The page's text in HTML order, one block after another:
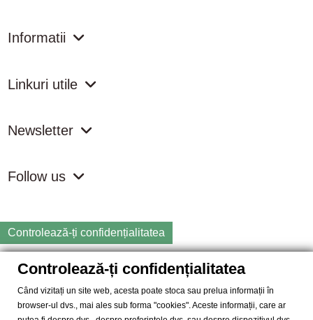
Informatii
Linkuri utile
Newsletter
Follow us
Controlează-ți confidențialitatea
Copyright
2026 samdistribution.ro - Magazin online cu Produse
Naturiste & BIO
SAM DISTRIBUTION S.R.L.- Cod fiscal: RO14935035, Registrul
Controlează-ți confidențialitatea
Când vizitați un site web, acesta poate stoca sau prelua informații în
browser-ul dvs., mai ales sub forma "cookies". Aceste informații, care ar